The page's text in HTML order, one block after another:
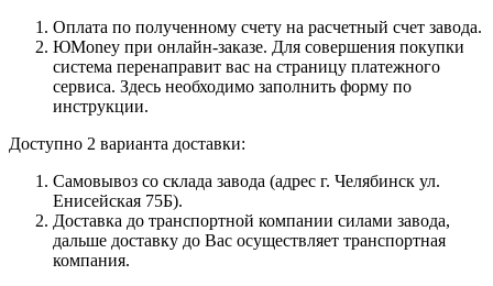
Оплата по полученному счету на расчетный счет завода.
ЮMoney при онлайн-заказе. Для совершения покупки
система перенаправит вас на страницу платежного
сервиса. Здесь необходимо заполнить форму по
инструкции.
Доступно 2 варианта доставки:
Самовывоз со склада завода (адрес г. Челябинск ул.
Енисейская 75Б).
Доставка до транспортной компании силами завода,
дальше доставку до Вас осуществляет транспортная
компания.